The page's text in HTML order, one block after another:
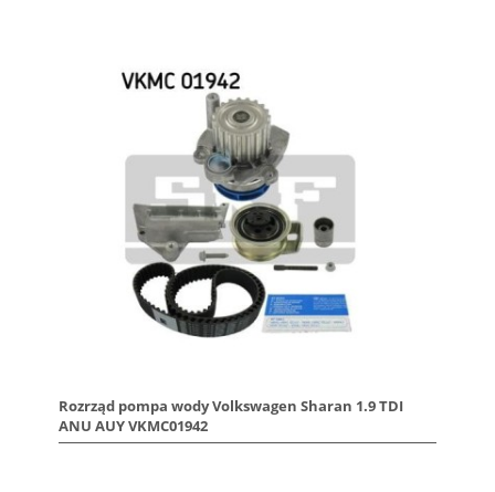
Rozrząd pompa wody Volkswagen Sharan 1.9 TDI
ANU AUY VKMC01942